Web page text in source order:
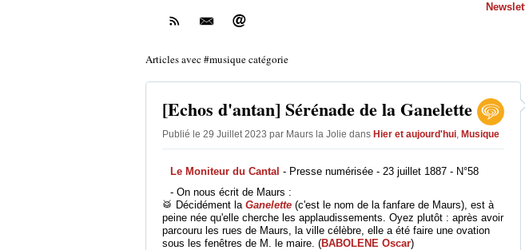
Articles avec #musique catégorie
[Echos d'antan] Sérénade de la Ganelette
Publié le 29 Juillet 2023 par Maurs la Jolie dans Hier et aujourd'hui, Musique
Le Moniteur du Cantal - Presse numérisée - 23 juillet 1887 - N°58
- On nous écrit de Maurs :
🥁 Décidément la Ganelette (c'est le nom de la fanfare de Maurs), est à
peine née qu'elle cherche les applaudissements. Oyez plutôt : après avoir
parcouru les rues de Maurs, la ville célèbre, elle a été faire une ovation
sous les fenêtres de M. le maire. (BABOLENE Oscar)